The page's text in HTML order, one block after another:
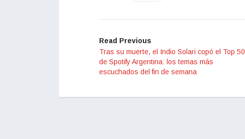
Read Previous
Tras su muerte, el Indio Solari copó el Top 50
de Spotify Argentina: los temas más
escuchados del fin de semana